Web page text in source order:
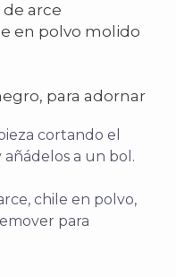
de arce
en polvo molido
para adornar
cortando el
añádelos a un bol.
chile en polvo,
para